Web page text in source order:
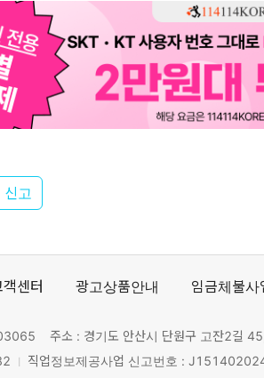
신고
객센터 광고상품안내 임금체불사
주소 : 경기도 안산시 단원구 고잔2길
직업정보제공사업 신고번호 :